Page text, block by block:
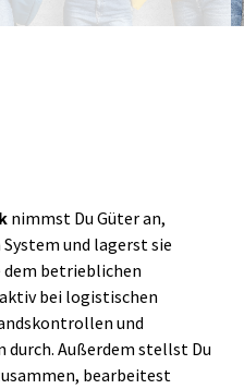
nimmst Du Güter an,
und lagerst sie
dem betrieblichen
bei logistischen
und
Außerdem stellst Du
bearbeitest